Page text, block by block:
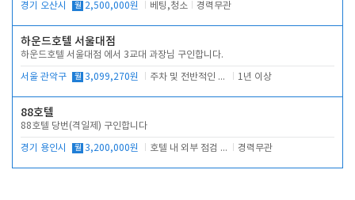
경기 오산시 월 2,500,000원 베팅,청소 경력무관
하운드호텔 서울대점
하운드호텔 서울대점 에서 3교대 과장님 구인합니다.
서울 관악구 월 3,099,270원 주차 및 전반적인 당번업무 1년 이상
88호텔
88호텔 당번(격일제) 구인합니다
경기 용인시 월 3,200,000원 호텔 내 외부 점검 및 프런트 운영 경력무관